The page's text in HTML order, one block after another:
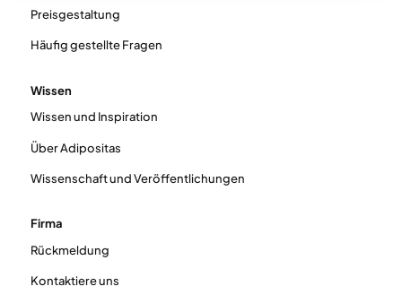
Preisgestaltung
Häufig gestellte Fragen
Wissen
Wissen und Inspiration
Über Adipositas
Wissenschaft und Veröffentlichungen
Firma
Rückmeldung
Kontaktiere uns